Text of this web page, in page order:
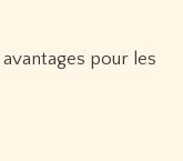
pour les